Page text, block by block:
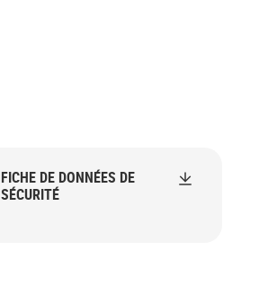
FICHE DE DONNÉES DE
SÉCURITÉ